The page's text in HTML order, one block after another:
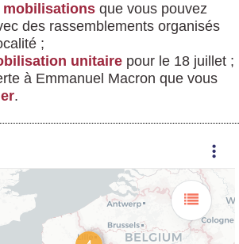
mobilisations que vous pouvez
des rassemblements organisés
;
unitaire pour le 18 juillet ;
à Emmanuel Macron que vous
.